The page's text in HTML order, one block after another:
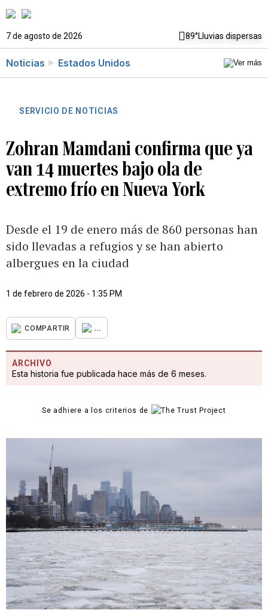
7 de agosto de 2026 89°Lluvias dispersas
Noticias Estados Unidos
SERVICIO DE NOTICIAS
Zohran Mamdani confirma que ya
van 14 muertes bajo ola de
extremo frío en Nueva York
Desde el 19 de enero más de 860 personas han
sido llevadas a refugios y se han abierto
albergues en la ciudad
1 de febrero de 2026 - 1:35 PM
COMPARTIR ...
ARCHIVO
Esta historia fue publicada hace más de 6 meses.
Se adhiere a los criterios de